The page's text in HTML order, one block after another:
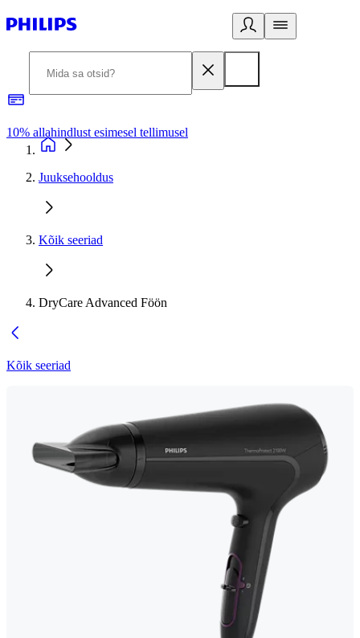
10% allahindlust esimesel tellimusel
Juuksehooldus
Kõik seeriad
DryCare Advanced Föön
Kõik seeriad